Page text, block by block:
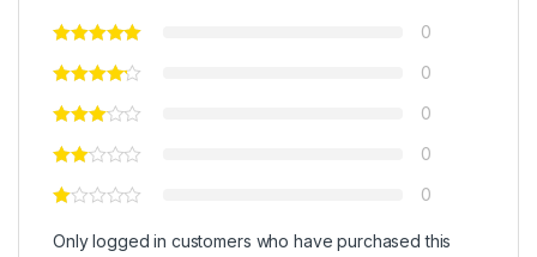
0
0
0
0
0
Only logged in customers who have purchased this